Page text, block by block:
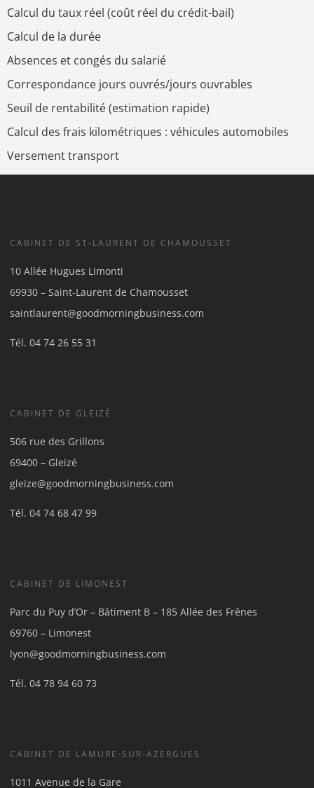
Calcul du taux réel (coût réel du crédit-bail)
Calcul de la durée
Absences et congés du salarié
Correspondance jours ouvrés/jours ouvrables
Seuil de rentabilité (estimation rapide)
Calcul des frais kilométriques : véhicules automobiles
Versement transport
CABINET DE ST-LAURENT DE CHAMOUSSET
10 Allée Hugues Limonti
69930 – Saint-Laurent de Chamousset
saintlaurent@goodmorningbusiness.com
Tél.04 74 26 55 31
CABINET DE GLEIZÉ
506 rue des Grillons
69400 – Gleizé
gleize@goodmorningbusiness.com
Tél.04 74 68 47 99
CABINET DE LIMONEST
Parc du Puy d’Or – Bâtiment B – 185 Allée des Frênes
69760 – Limonest
lyon@goodmorningbusiness.com
Tél.04 78 94 60 73
CABINET DE LAMURE-SUR-AZERGUES
1011 Avenue de la Gare